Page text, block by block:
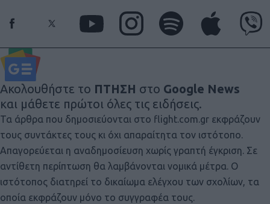
Ακολουθήστε το ΠΤΗΣΗ στο Google News
και μάθετε πρώτοι όλες τις ειδήσεις.
Τα άρθρα που δημοσιεύονται στο flight.com.gr εκφράζουν
τους συντάκτες τους κι όχι απαραίτητα τον ιστότοπο.
Απαγορεύεται η αναδημοσίευση χωρίς γραπτή έγκριση. Σε
αντίθετη περίπτωση θα λαμβάνονται νομικά μέτρα. Ο
ιστότοπος διατηρεί το δικαίωμα ελέγχου των σχολίων, τα
οποία εκφράζουν μόνο το συγγραφέα τους.